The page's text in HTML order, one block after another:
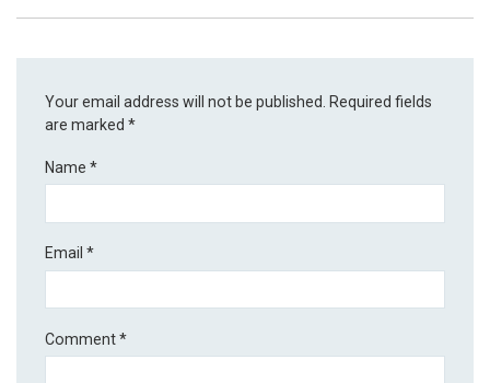
Your email address will not be published. Required fields
are marked*
Name*
Email*
Comment*